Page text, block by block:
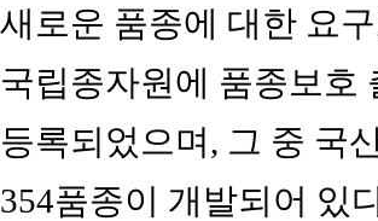
새로운 품종에 대한 요
국립종자원에 품종보호
등록되었으며, 그 중 국
354품종이 개발되어 있